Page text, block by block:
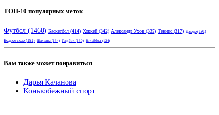
ТОП-10 популярных меток
Футбол (1460) Баскетбол (414) Хоккей (342) Александр Ухов (335) Теннис (317) Дзюдо (191)
Водное поло (181) Шахматы (134) Гандбол (130) Волейбол (124)
Вам также может понравиться
Дарья Качанова
Конькобежный спорт